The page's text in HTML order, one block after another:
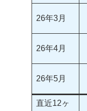
26年3月
26年4月
26年5月
直近12ヶ